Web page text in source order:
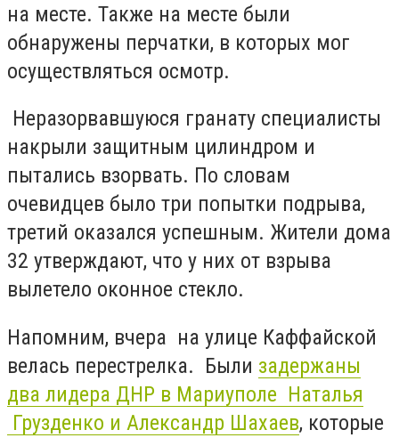
на месте. Также на месте были
обнаружены перчатки, в которых мог
осуществляться осмотр.
Неразорвавшуюся гранату специалисты
накрыли защитным цилиндром и
пытались взорвать. По словам
очевидцев было три попытки подрыва,
третий оказался успешным. Жители дома
32 утверждают, что у них от взрыва
вылетело оконное стекло.
Напомним, вчера на улице Каффайской
велась перестрелка. Были задержаны
два лидера ДНР в Мариуполе Наталья
Грузденко и Александр Шахаев, которые